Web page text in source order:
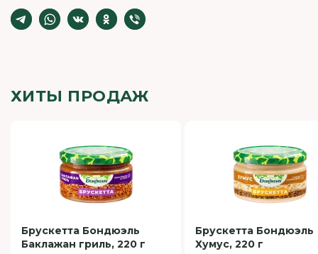
ХИТЫ ПРОДАЖ
Брускетта Бондюэль
Баклажан гриль, 220 г
Брускетта Бондюэль
Хумус, 220 г